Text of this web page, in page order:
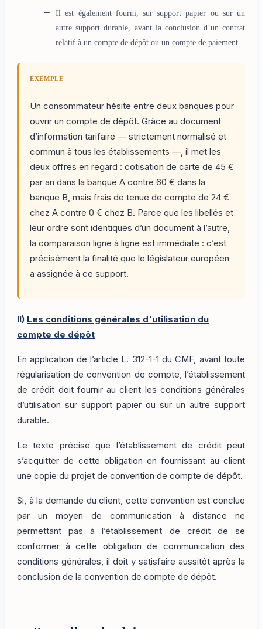
Il est également fourni, sur support papier ou sur un
autre support durable, avant la conclusion d’un contrat
relatif à un compte de dépôt ou un compte de paiement.
EXEMPLE
Un consommateur hésite entre deux banques pour
ouvrir un compte de dépôt. Grâce au document
d’information tarifaire — strictement normalisé et
commun à tous les établissements —, il met les
deux offres en regard : cotisation de carte de 45 €
par an dans la banque A contre 60 € dans la
banque B, mais frais de tenue de compte de 24 €
chez A contre 0 € chez B. Parce que les libellés et
leur ordre sont identiques d’un document à l’autre,
la comparaison ligne à ligne est immédiate : c’est
précisément la finalité que le législateur européen
a assignée à ce support.
II) Les conditions générales d'utilisation du
compte de dépôt
En application de l’article L. 312-1-1 du CMF, avant toute
régularisation de convention de compte, l’établissement
de crédit doit fournir au client les conditions générales
d’utilisation sur support papier ou sur un autre support
durable.
Le texte précise que l’établissement de crédit peut
s’acquitter de cette obligation en fournissant au client
une copie du projet de convention de compte de dépôt.
Si, à la demande du client, cette convention est conclue
par un moyen de communication à distance ne
permettant pas à l’établissement de crédit de se
conformer à cette obligation de communication des
conditions générales, il doit y satisfaire aussitôt après la
conclusion de la convention de compte de dépôt.